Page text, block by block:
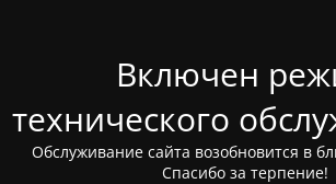
Включен
технического
Обслуживание сайта возобновится в
Спасибо за терпение!